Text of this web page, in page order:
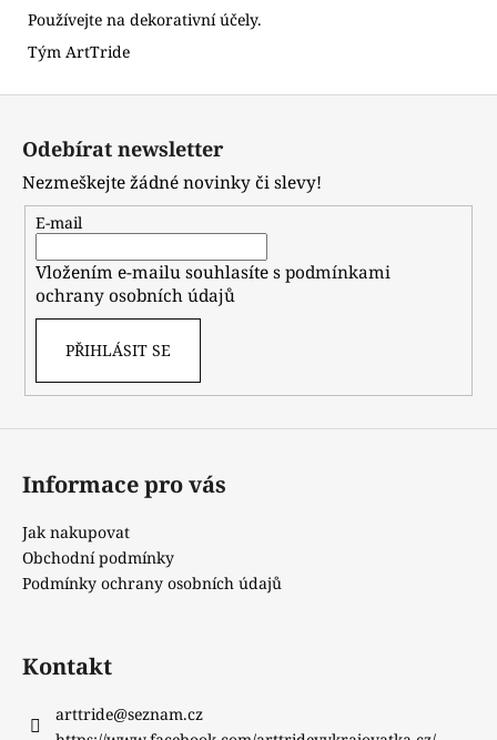
Používejte na dekorativní účely.
Tým ArtTride
Odebírat newsletter
Nezmeškejte žádné novinky či slevy!
E-mail
Vložením e-mailu souhlasíte spodmínkami
ochrany osobních údajů
PŘIHLÁSIT SE
Informace pro vás
Jak nakupovat
Obchodní podmínky
Podmínky ochrany osobních údajů
Kontakt
arttride@seznam.cz